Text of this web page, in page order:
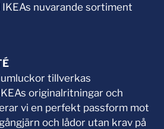
nuvarande sortiment
tillverkas
originalritningar och
vi en perfekt passform mot
och lådor utan krav på